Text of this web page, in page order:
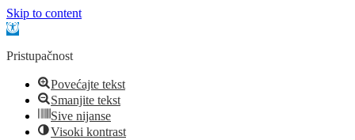
Skip to content
Open toolbar
Pristupačnost
Povećajte tekst
Smanjite tekst
Sive nijanse
Visoki kontrast